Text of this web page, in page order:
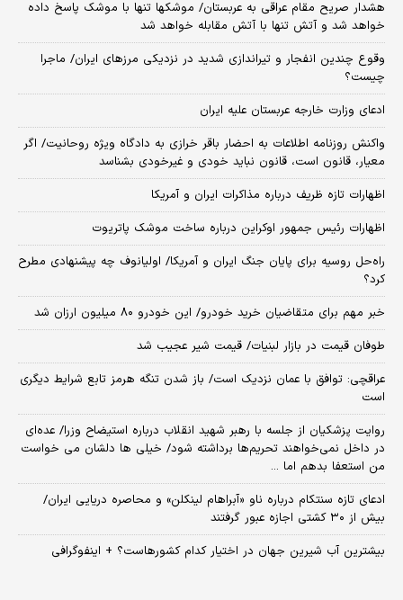
هشدار صریح مقام عراقی به عربستان/ موشکها تنها با موشک پاسخ داده
خواهد شد و آتش تنها با آتش مقابله خواهد شد
وقوع چندین انفجار و تیراندازی شدید در نزدیکی مرز‌های ایران/ ماجرا
چیست؟
ادعای وزارت خارجه عربستان علیه ایران
واکنش روزنامه اطلاعات به احضار باقر خرازی به دادگاه ویژه روحانیت/ اگر
معیار، قانون است، قانون نباید خودی و غیرخودی بشناسد
اظهارات تازه ظریف درباره مذاکرات ایران و آمریکا
اظهارات رئیس جمهور اوکراین درباره ساخت موشک پاتریوت
راه‌حل روسیه برای پایان جنگ ایران و آمریکا/ اولیانوف چه پیشنهادی مطرح
کرد؟
خبر مهم برای متقاضیان خرید خودرو/ این خودرو ۸۰ میلیون ارزان شد
طوفان قیمت در بازار لبنیات/ قیمت شیر عجیب شد
عراقچی: توافق با عمان نزدیک است/ باز شدن تنگه هرمز تابع شرایط دیگری
است
روایت پزشکیان از جلسه با رهبر شهید انقلاب درباره استیضاح وزرا/ عده‌ای
در داخل نمی‌خواهند تحریم‌ها برداشته شود/ خیلی ها دلشان می خواست
من استعفا بدهم اما ...
ادعای تازه سنتکام درباره ناو «آبراهام لینکلن» و محاصره دریایی ایران/
بیش از ۳۰ کشتی اجازه عبور گرفتند
بیشترین آب شیرین جهان در اختیار کدام کشورهاست؟ + اینفوگرافی